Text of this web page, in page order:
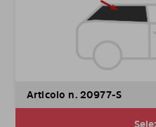
Articolo n. 20977-S